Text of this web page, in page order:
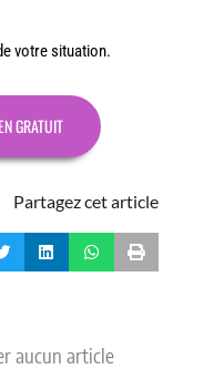
votre situation.
GRATUIT
Partagez cet article
aucun article